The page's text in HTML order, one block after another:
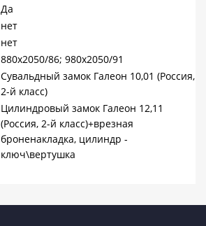
Да
нет
нет
880х2050/86; 980х2050/91
Сувальдный замок Галеон 10,01 (Россия,
2-й класс)
Цилиндровый замок Галеон 12,11
(Россия, 2-й класс)+врезная
броненакладка, цилиндр -
ключ\вертушка